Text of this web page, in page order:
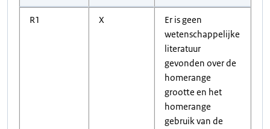
R1 X
Er is geen
wetenschappelijke
literatuur
gevonden over de
homerange
grootte en het
homerange
gebruik van de